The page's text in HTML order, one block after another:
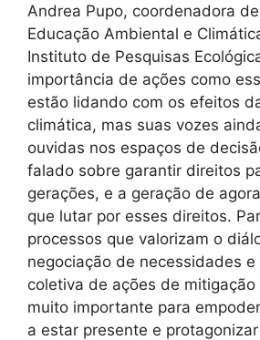
Andrea Pupo, coordenadora
Educação Ambiental e
Instituto de Pesquisas
importância de ações como
estão lidando com os efeitos
climática, mas suas vozes
ouvidas nos espaços de
falado sobre garantir direitos
gerações, e a geração de
que lutar por esses direitos.
processos que valorizam o
negociação de necessidades
coletiva de ações de
muito importante para
a estar presente e